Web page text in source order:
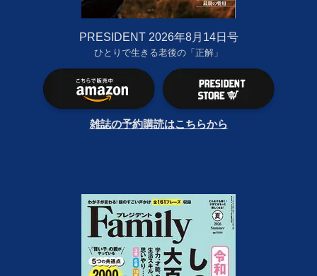
PRESIDENT 2026年8月14日号
ひとりで生きる老後の「正解」
雑誌の予約購読はこちらから